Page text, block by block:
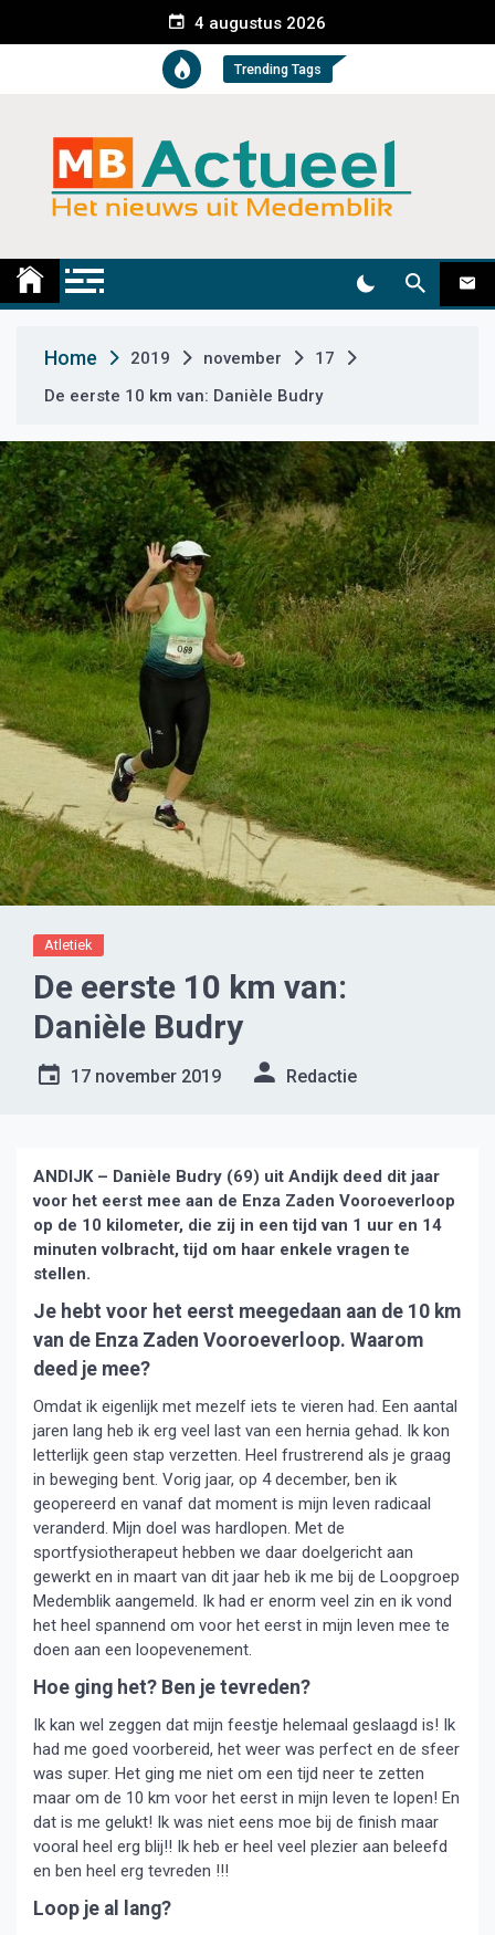
e
t
4 augustus 2026
Trending Tags
Medemblik Actueel
Home 2019 november
17
De eerste 10 km van: Danièle Budry
Atletiek
De eerste 10 km van:
Danièle Budry
17 november 2019 Redactie
ANDIJK – Danièle Budry (69) uit Andijk deed dit jaar
voor het eerst mee aan de Enza Zaden Vooroeverloop
op de 10 kilometer, die zij in een tijd van 1 uur en 14
minuten volbracht, tijd om haar enkele vragen te
stellen.
Je hebt voor het eerst meegedaan aan de 10 km
van de Enza Zaden Vooroeverloop. Waarom
deed je mee?
Omdat ik eigenlijk met mezelf iets te vieren had. Een aantal
jaren lang heb ik erg veel last van een hernia gehad. Ik kon
letterlijk geen stap verzetten. Heel frustrerend als je graag
in beweging bent. Vorig jaar, op 4 december, ben ik
geopereerd en vanaf dat moment is mijn leven radicaal
veranderd. Mijn doel was hardlopen. Met de
sportfysiotherapeut hebben we daar doelgericht aan
gewerkt en in maart van dit jaar heb ik me bij de Loopgroep
Medemblik aangemeld. Ik had er enorm veel zin en ik vond
het heel spannend om voor het eerst in mijn leven mee te
doen aan een loopevenement.
Hoe ging het? Ben je tevreden?
Ik kan wel zeggen dat mijn feestje helemaal geslaagd is! Ik
had me goed voorbereid, het weer was perfect en de sfeer
was super. Het ging me niet om een tijd neer te zetten
maar om de 10 km voor het eerst in mijn leven te lopen! En
dat is me gelukt! Ik was niet eens moe bij de finish maar
vooral heel erg blij!! Ik heb er heel veel plezier aan beleefd
en ben heel erg tevreden !!!
Loop je al lang?